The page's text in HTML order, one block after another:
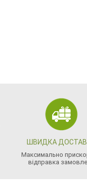
ШВИДКА
Максимально
відправка